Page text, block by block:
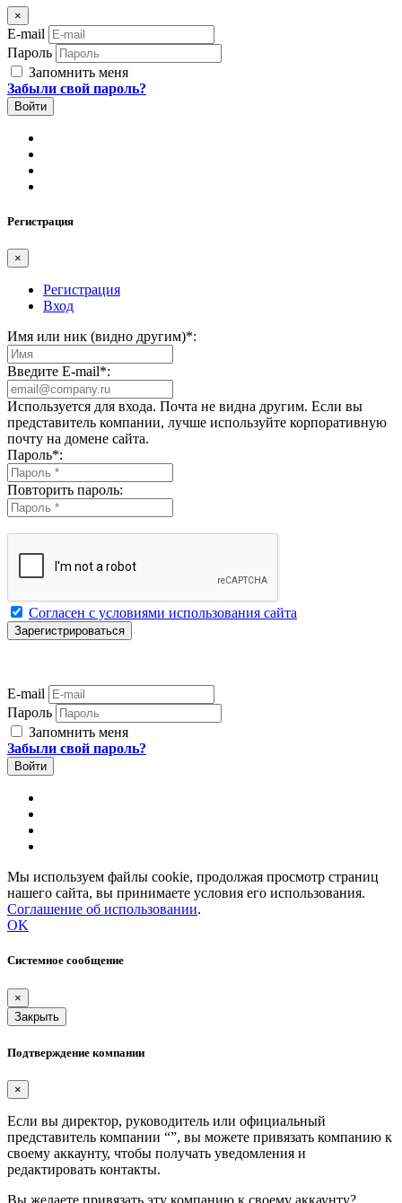
×
E-mail
Пароль
Запомнить меня
Забыли свой пароль?
Регистрация
×
Регистрация
Вход
Имя или ник (видно другим)*:
Введите E-mail*:
Используется для входа. Почта не видна другим. Если вы
представитель компании, лучше используйте корпоративную
почту на домене сайта.
Пароль*:
Повторить пароль:
Согласен с условиями использования сайта
E-mail
Пароль
Запомнить меня
Забыли свой пароль?
Мы используем файлы cookie, продолжая просмотр страниц
нашего сайта, вы принимаете условия его использования.
Соглашение об использовании.
OK
Системное сообщение
×
Закрыть
Подтверждение компании
×
Если вы директор, руководитель или официальный
представитель компании “”, вы можете привязать компанию к
своему аккаунту, чтобы получать уведомления и
редактировать контакты.
Вы желаете привязать эту компанию к своему аккаунту?